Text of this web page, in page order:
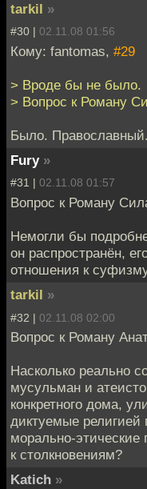
tarkil »
#30 | 02.11.08 01:56
Кому: fantomas, #29
> Вроде бы не было.
> Вопрос к Роману
Было. Православный.
Fury »
#31 | 02.11.08 01:57
Вопрос к Роману
Немогли бы
он распространён,
отношения к
tarkil »
#32 | 02.11.08 02:00
Вопрос к Роману
Насколько реально
мусульман и
конкретного дома,
диктуемые религией
морально-
к столкновениям?
Katich »